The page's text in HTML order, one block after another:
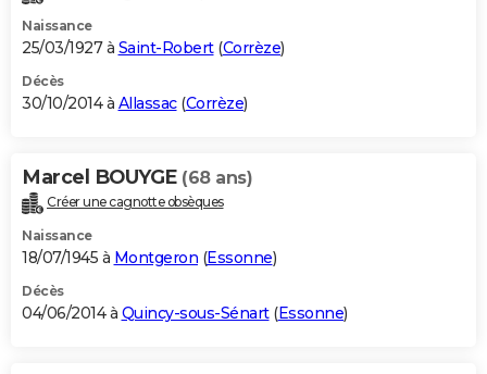
Naissance
25/03/1927 à Saint-Robert(Corrèze)
Décès
30/10/2014 à Allassac(Corrèze)
Marcel BOUYGE (68 ans)
Créer une cagnotte obsèques
Naissance
18/07/1945 à Montgeron (Essonne)
Décès
04/06/2014 à Quincy-sous-Sénart(Essonne)